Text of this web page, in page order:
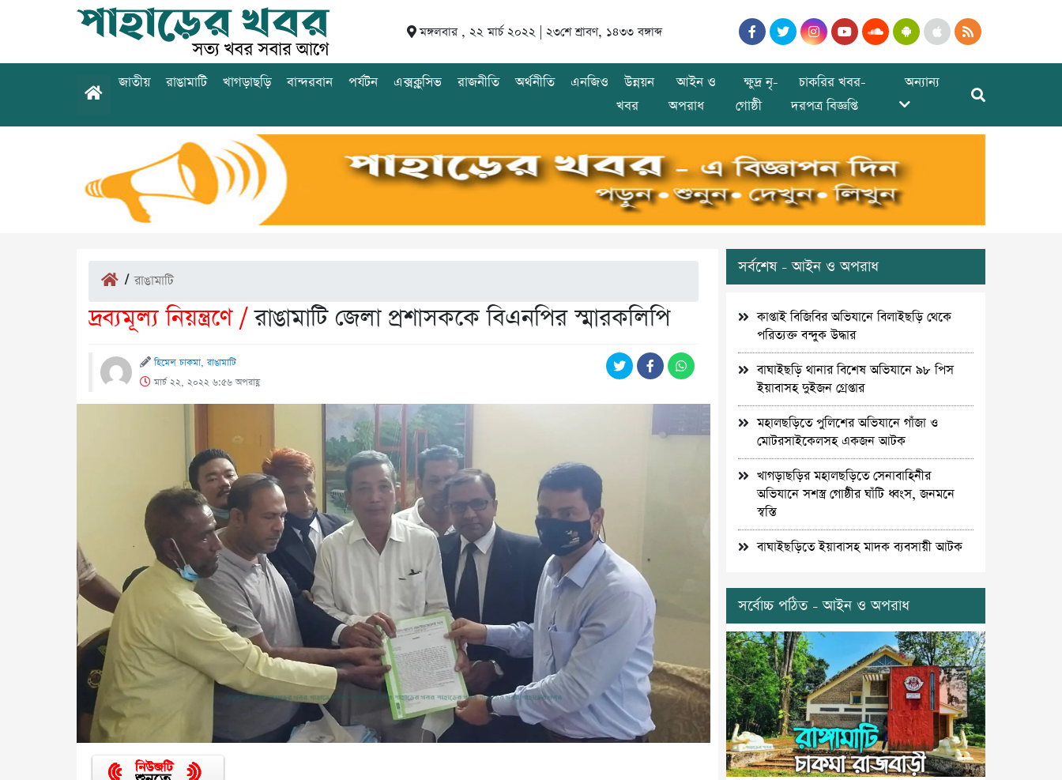
মঙ্গলবার , ২২ মার্চ ২০২২ | ২৩শে শ্রাবণ, ১৪৩৩ বঙ্গাব্দ
জাতীয় রাঙামাটি খাগড়াছড়ি বান্দরবান পর্যটন এক্সক্লুসিভ রাজনীতি অর্থনীতি এনজিও
উন্নয়ন
খবর
আইন ও
অপরাধ
ক্ষুদ্র নৃ-
গোষ্ঠী
চাকরির খবর-
দরপত্র বিজ্ঞপ্তি
অন্যান্য
/রাঙামাটি
দ্রব্যমূল্য নিয়ন্ত্রণে /রাঙামাটি জেলা প্রশাসককে বিএনপির স্মারকলিপি
হিমেল চাকমা, রাঙামাটি
মার্চ ২২, ২০২২ ৬:৫৬ অপরাহ্ণ
সর্বশেষ - আইন ও অপরাধ
কাপ্তাই বিজিবির অভিযানে বিলাইছড়ি থেকে
পরিত্যক্ত বন্দুক উদ্ধার
বাঘাইছড়ি থানার বিশেষ অভিযানে ৯৮ পিস
ইয়াবাসহ দুইজন গ্রেপ্তার
মহালছড়িতে পুলিশের অভিযানে গাঁজা ও
মোটরসাইকেলসহ একজন আটক
খাগড়াছড়ির মহালছড়িতে সেনাবাহিনীর
অভিযানে সশস্ত্র গোষ্ঠীর ঘাঁটি ধ্বংস, জনমনে
স্বস্তি
বাঘাইছড়িতে ইয়াবাসহ মাদক ব্যবসায়ী আটক
সর্বোচ্চ পঠিত - আইন ও অপরাধ